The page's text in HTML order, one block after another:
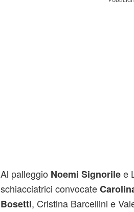
Al palleggio Noemi Signorilee
schiacciatrici convocate
Bosetti, Cristina Barcellini e